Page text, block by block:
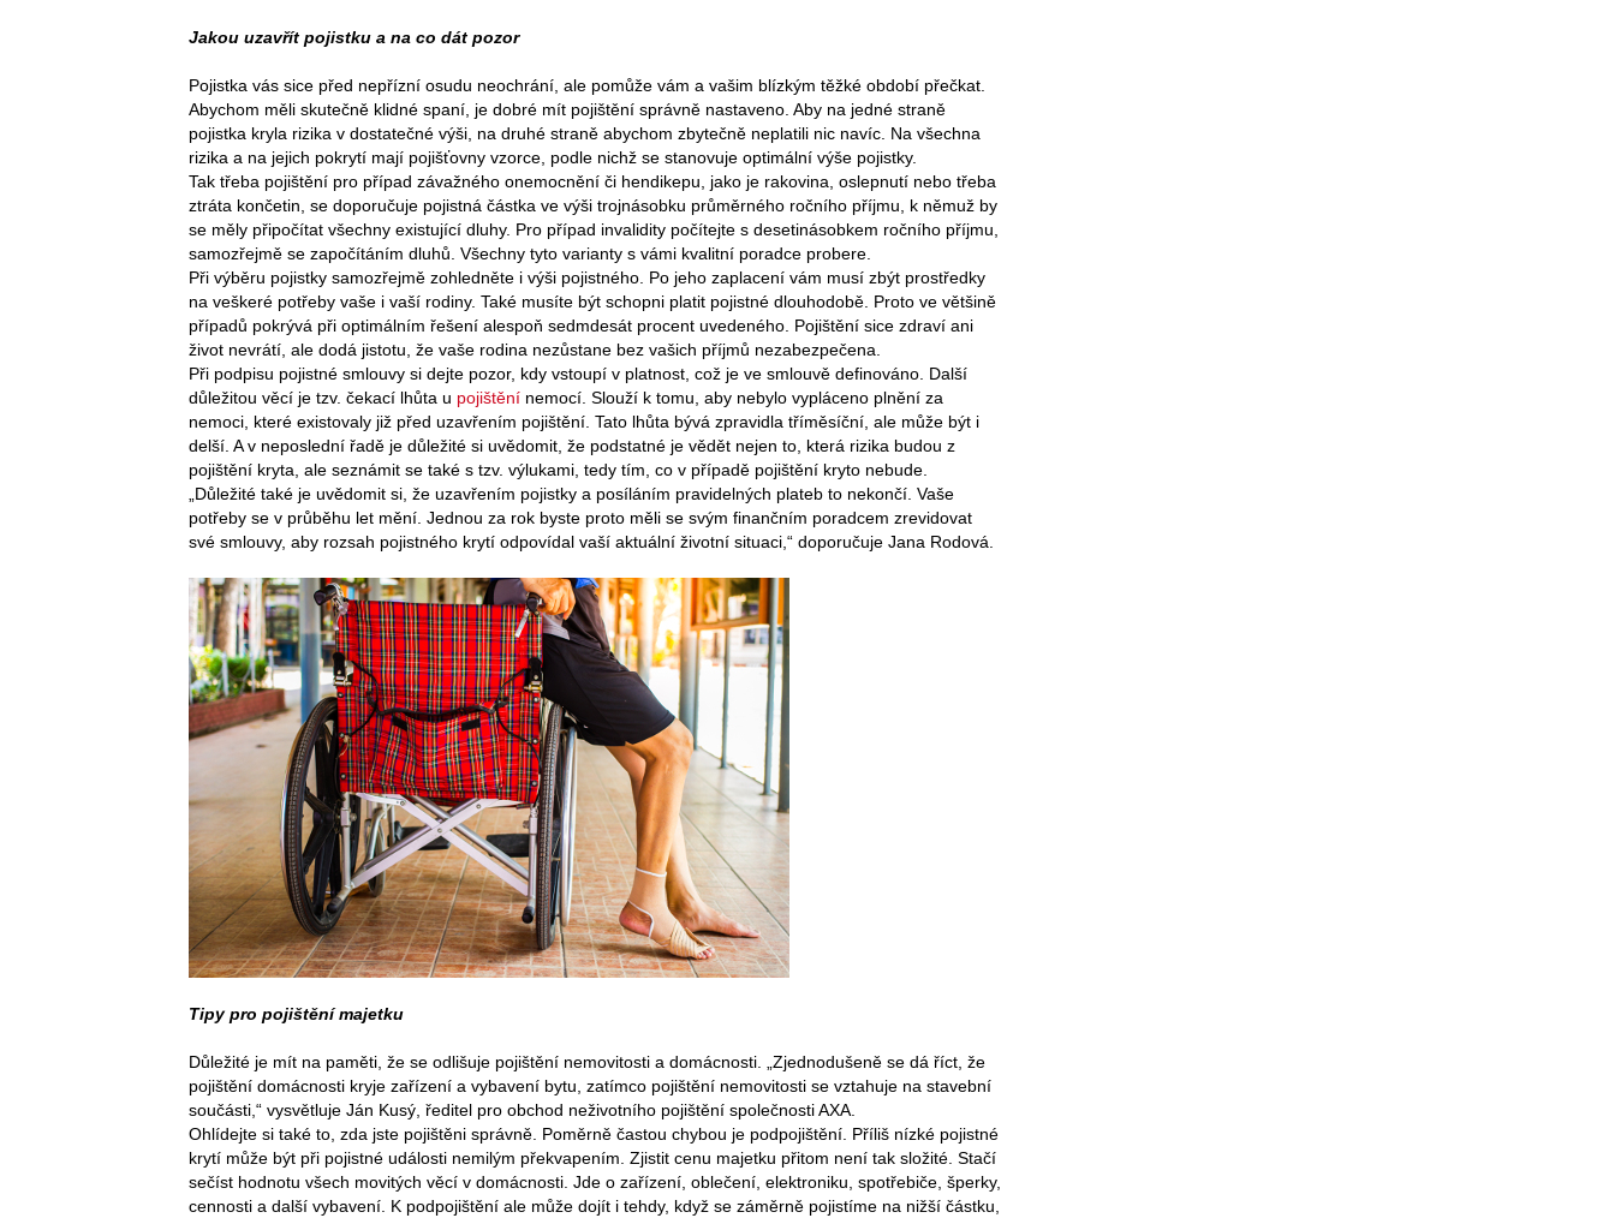
Jakou uzavřít pojistku a na co dát pozor
Pojistka vás sice před nepřízní osudu neochrání, ale pomůže vám a vašim blízkým těžké období přečkat.
Abychom měli skutečně klidné spaní, je dobré mít pojištění správně nastaveno. Aby na jedné straně
pojistka kryla rizika v dostatečné výši, na druhé straně abychom zbytečně neplatili nic navíc. Na všechna
rizika a na jejich pokrytí mají pojišťovny vzorce, podle nichž se stanovuje optimální výše pojistky.
Tak třeba pojištění pro případ závažného onemocnění či hendikepu, jako je rakovina, oslepnutí nebo třeba
ztráta končetin, se doporučuje pojistná částka ve výši trojnásobku průměrného ročního příjmu, k němuž by
se měly připočítat všechny existující dluhy. Pro případ invalidity počítejte s desetinásobkem ročního příjmu,
samozřejmě se započítáním dluhů. Všechny tyto varianty s vámi kvalitní poradce probere.
Při výběru pojistky samozřejmě zohledněte i výši pojistného. Po jeho zaplacení vám musí zbýt prostředky
na veškeré potřeby vaše i vaší rodiny. Také musíte být schopni platit pojistné dlouhodobě. Proto ve většině
případů pokrývá při optimálním řešení alespoň sedmdesát procent uvedeného. Pojištění sice zdraví ani
život nevrátí, ale dodá jistotu, že vaše rodina nezůstane bez vašich příjmů nezabezpečena.
Při podpisu pojistné smlouvy si dejte pozor, kdy vstoupí v platnost, což je ve smlouvě definováno. Další
důležitou věcí je tzv. čekací lhůta u pojištění nemocí. Slouží k tomu, aby nebylo vypláceno plnění za
nemoci, které existovaly již před uzavřením pojištění. Tato lhůta bývá zpravidla tříměsíční, ale může být i
delší. A v neposlední řadě je důležité si uvědomit, že podstatné je vědět nejen to, která rizika budou z
pojištění kryta, ale seznámit se také s tzv. výlukami, tedy tím, co v případě pojištění kryto nebude.
„Důležité také je uvědomit si, že uzavřením pojistky a posíláním pravidelných plateb to nekončí. Vaše
potřeby se v průběhu let mění. Jednou za rok byste proto měli se svým finančním poradcem zrevidovat
své smlouvy, aby rozsah pojistného krytí odpovídal vaší aktuální životní situaci,“ doporučuje Jana Rodová.
Tipy pro pojištění majetku
Důležité je mít na paměti, že se odlišuje pojištění nemovitosti a domácnosti. „Zjednodušeně se dá říct, že
pojištění domácnosti kryje zařízení a vybavení bytu, zatímco pojištění nemovitosti se vztahuje na stavební
součásti,“ vysvětluje Ján Kusý, ředitel pro obchod neživotního pojištění společnosti AXA.
Ohlídejte si také to, zda jste pojištěni správně. Poměrně častou chybou je podpojištění. Příliš nízké pojistné
krytí může být při pojistné události nemilým překvapením. Zjistit cenu majetku přitom není tak složité. Stačí
sečíst hodnotu všech movitých věcí v domácnosti. Jde o zařízení, oblečení, elektroniku, spotřebiče, šperky,
cennosti a další vybavení. K podpojištění ale může dojít i tehdy, když se záměrně pojistíme na nižší částku,